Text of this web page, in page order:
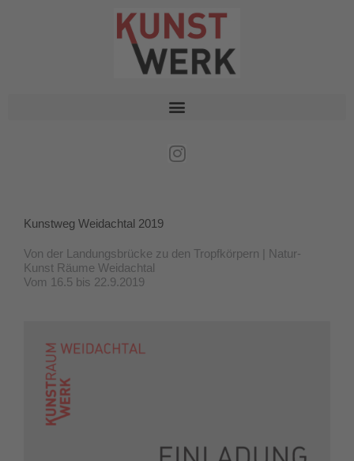
I
g
Kunstweg Weidachtal 2019
Von der Landungsbrücke zu den Tropfkörpern | Natur-
Kunst Räume Weidachtal
Vom 16.5 bis 22.9.2019